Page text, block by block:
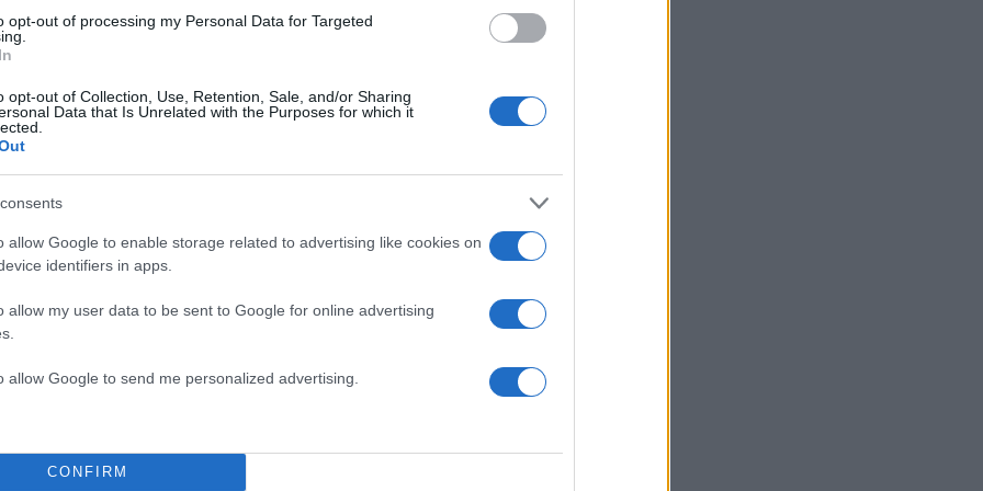
opt-out of processing my Personal Data for Targeted
opt-out of Collection, Use, Retention, Sale, and/or Sharing
Data that Is Unrelated with the Purposes for which it
allow Google to enable storage related to advertising like cookies on
identifiers in apps.
allow my user data to be sent to Google for online advertising
allow Google to send me personalized advertising.
CONFIRM
υπάρχει κάτι. Το παιδί εντάξει είχαμε… καταρχάς αυτό
κάπως».
η πρώτη φορά που η κατάσταση ξέφυγε. Μετά το
την αστυνομία και ξαφνικά είδε τα βίντεο.